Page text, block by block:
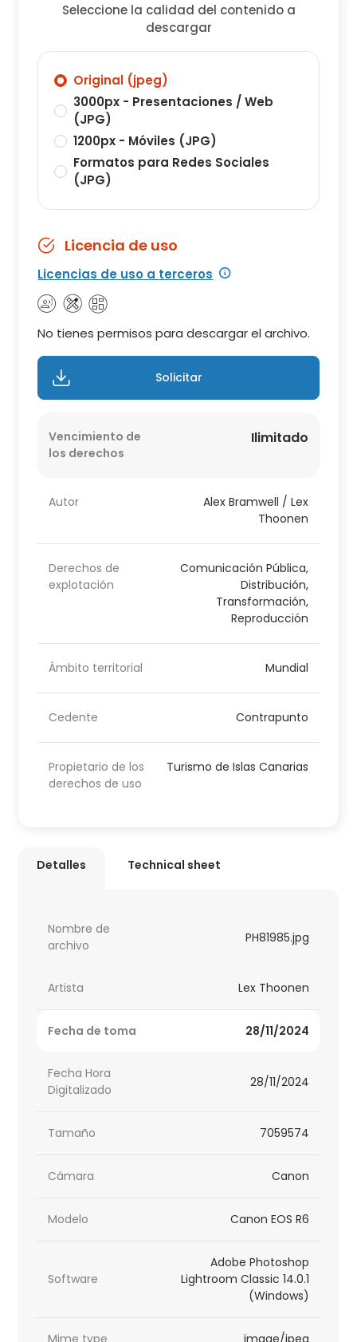
Seleccione la calidad del contenido a
descargar
Original (jpeg)
3000px - Presentaciones / Web
(JPG)
1200px - Móviles (JPG)
Formatos para Redes Sociales
(JPG)
Licencia de uso
Licencias de uso a terceros
No tienes permisos para descargar el archivo.
Solicitar
Vencimiento de
los derechos
Ilimitado
Autor
Alex Bramwell / Lex
Thoonen
Derechos de
explotación
Comunicación Pública,
Distribución,
Transformación,
Reproducción
Ámbito territorial Mundial
Cedente Contrapunto
Propietario de los
derechos de uso
Turismo de Islas Canarias
Detalles Technical sheet
Nombre de
archivo
PH81985.jpg
Artista Lex Thoonen
Fecha de toma 28/11/2024
Fecha Hora
Digitalizado
28/11/2024
Tamaño 7059574
Cámara Canon
Modelo Canon EOS R6
Software
Adobe Photoshop
Lightroom Classic 14.0.1
(Windows)